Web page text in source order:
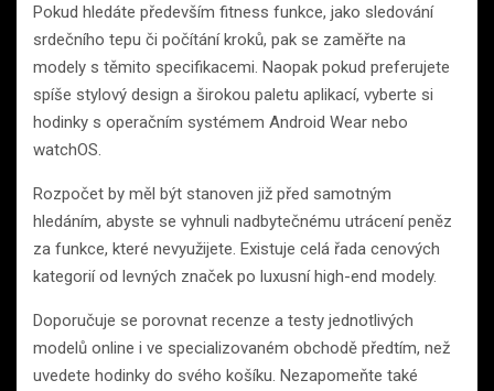
Pokud hledáte především fitness funkce, jako sledování
srdečního tepu či počítání kroků, pak se zaměřte na
modely s těmito specifikacemi. Naopak pokud preferujete
spíše stylový design a širokou paletu aplikací, vyberte si
hodinky s operačním systémem Android Wear nebo
watchOS.
Rozpočet by měl být stanoven již před samotným
hledáním, abyste se vyhnuli nadbytečnému utrácení peněz
za funkce, které nevyužijete. Existuje celá řada cenových
kategorií od levných značek po luxusní high-end modely.
Doporučuje se porovnat recenze a testy jednotlivých
modelů online i ve specializovaném obchodě předtím, než
uvedete hodinky do svého košíku. Nezapomeňte také